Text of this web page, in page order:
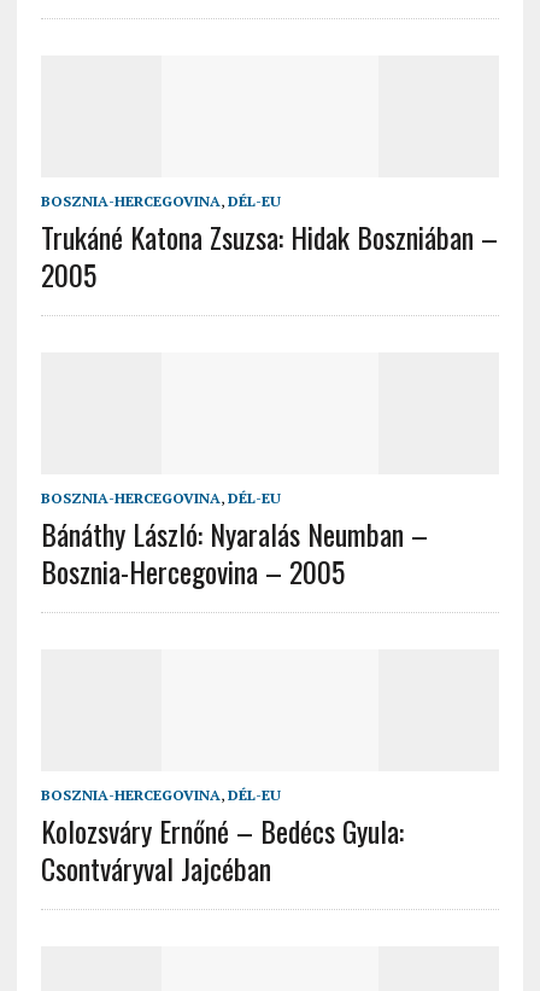
BOSZNIA-HERCEGOVINA, DÉL-EU
Trukáné Katona Zsuzsa: Hidak Boszniában –
2005
BOSZNIA-HERCEGOVINA, DÉL-EU
Bánáthy László: Nyaralás Neumban –
Bosznia-Hercegovina – 2005
BOSZNIA-HERCEGOVINA, DÉL-EU
Kolozsváry Ernőné – Bedécs Gyula:
Csontváryval Jajcéban